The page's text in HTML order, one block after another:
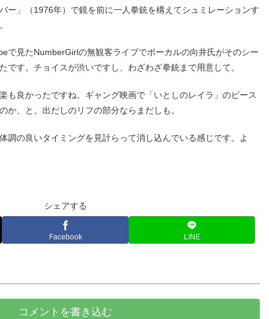
ー」（1976年）で鏡を前に一人拳銃を構えてシュミレーションす
で見たNumberGirlの無観客ライブでボーカルの向井氏がそのシー
です。チョイスが渋いですし、わざわざ拳銃まで用意して。
も良かったですね。ギャング映画で「いとしのレイラ」のピース
か、と。出だしのリフの部分ならまだしも。
調の良いタイミングを見計らって消し込んでいる感じです。よ
シェアする
Facebook LINE
コメントを書き込む